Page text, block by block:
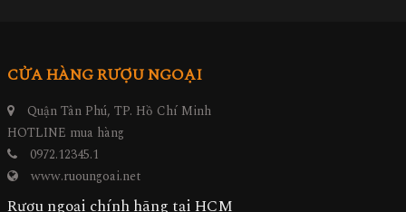
CỬA HÀNG RƯỢU NGOẠI
Quận Tân Phú, TP. Hồ Chí Minh
HOTLINE mua hàng
0972.12345.1
www.ruoungoai.net
Rượu ngoại chính hãng tại HCM